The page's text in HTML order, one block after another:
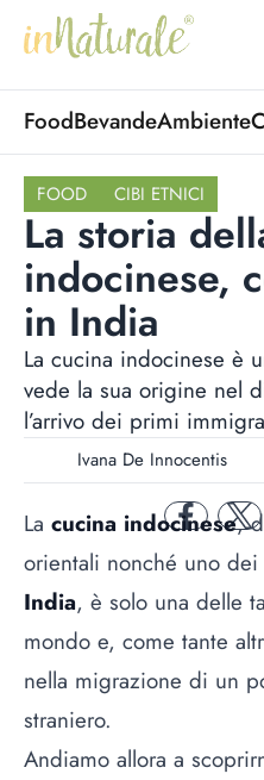
FoodBevandeAmbiente
FOOD CIBI ETNICI
La storia
indocinese,
in India
La cucina indocinese è
vede la sua origine nel
l’arrivo dei primi
Ivana De Innocentis
facebook
La cucina indocinese,
orientali nonché uno dei
India, è solo una delle
mondo e, come tante
nella migrazione di un
straniero.
Andiamo allora a